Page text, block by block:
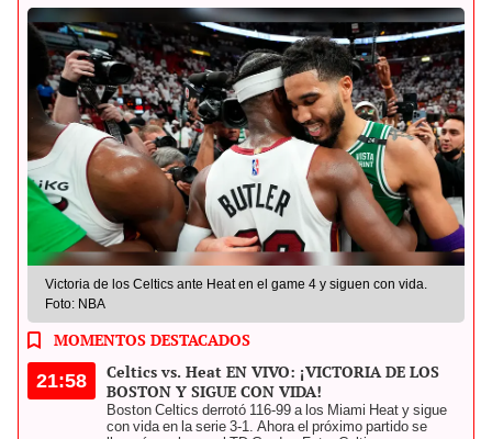
Victoria de los Celtics ante Heat en el game 4 y siguen con vida.
Foto: NBA
MOMENTOS DESTACADOS
21:58
Celtics vs. Heat EN VIVO: ¡VICTORIA DE LOS
BOSTON Y SIGUE CON VIDA!
Boston Celtics derrotó 116-99 a los Miami Heat y sigue
con vida en la serie 3-1. Ahora el próximo partido se